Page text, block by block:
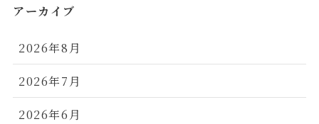
アーカイブ
2026年8月
2026年7月
2026年6月